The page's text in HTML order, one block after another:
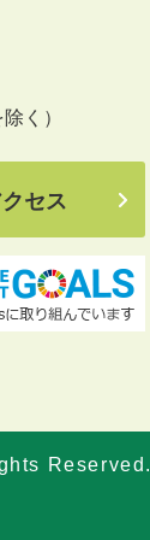
く）
セス
Reserved.